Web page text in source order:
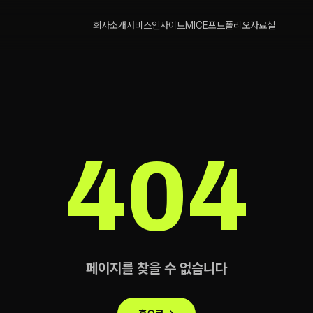
회사소개서비스인사이트MICE포트폴리오자료실
404
페이지를 찾을 수 없습니다